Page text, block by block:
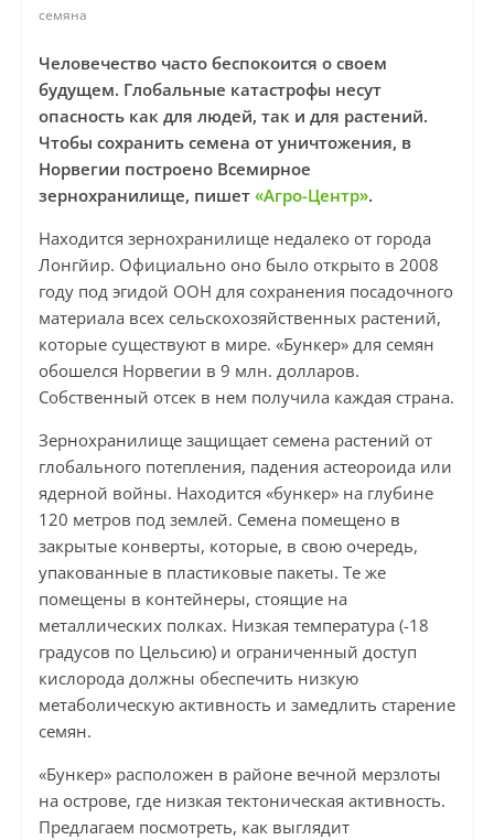
семяна
Человечество часто беспокоится о своем
будущем. Глобальные катастрофы несут
опасность как для людей, так и для растений.
Чтобы сохранить семена от уничтожения, в
Норвегии построено Всемирное
зернохранилище, пишет«Агро-Центр».
Находится зернохранилище недалеко от города
Лонгйир. Официально оно было открыто в 2008
году под эгидой ООН для сохранения посадочного
материала всех сельскохозяйственных растений,
которые существуют в мире. «Бункер» для семян
обошелся Норвегии в 9 млн. долларов.
Собственный отсек в нем получила каждая страна.
Зернохранилище защищает семена растений от
глобального потепления, падения астеороида или
ядерной войны. Находится «бункер» на глубине
120 метров под землей. Семена помещено в
закрытые конверты, которые, в свою очередь,
упакованные в пластиковые пакеты. Те же
помещены в контейнеры, стоящие на
металлических полках. Низкая температура (-18
градусов по Цельсию) и ограниченный доступ
кислорода должны обеспечить низкую
метаболическую активность и замедлить старение
семян.
«Бункер» расположен в районе вечной мерзлоты
на острове, где низкая тектоническая активность.
Предлагаем посмотреть, как выглядит